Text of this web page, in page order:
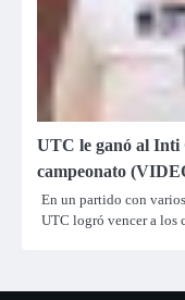
UTC le ganó al Inti
campeonato
En un partido con
UTC logró vencer a los